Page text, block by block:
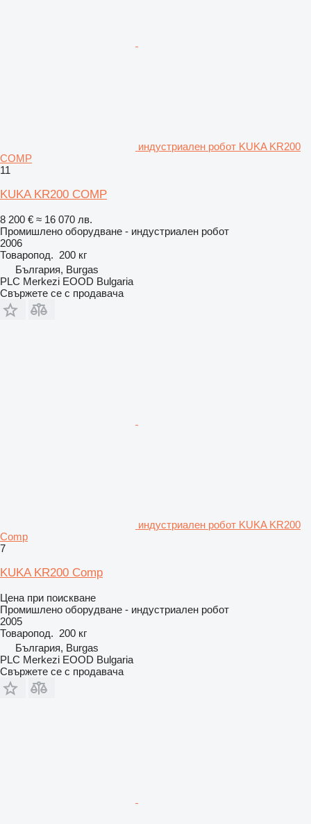
индустриален робот KUKA KR200
COMP
11
KUKA KR200 COMP
8 200 € ≈ 16 070 лв.
Промишлено оборудване - индустриален робот
2006
Товаропод. 200 кг
България, Burgas
PLC Merkezi EOOD Bulgaria
Свържете се с продавача
индустриален робот KUKA KR200
Comp
7
KUKA KR200 Comp
Цена при поискване
Промишлено оборудване - индустриален робот
2005
Товаропод. 200 кг
България, Burgas
PLC Merkezi EOOD Bulgaria
Свържете се с продавача